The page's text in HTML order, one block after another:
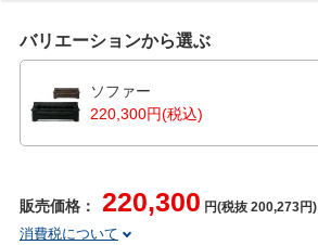
バリエーションから選ぶ
ソファー
220,300円(税込)
販売価格： 220,300 円(税抜 200,273円)
消費税について